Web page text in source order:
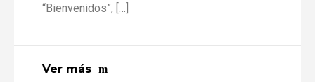
“Bienvenidos”, […]
Ver más